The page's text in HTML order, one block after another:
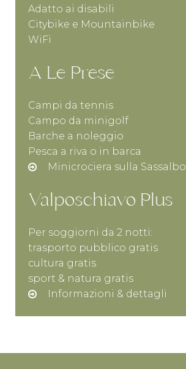
Adatto ai disabili
Citybike e Mountainbike
WiFi
A Le Prese
Campi da tennis
Campo da minigolf
Barche a noleggio
Pesca a riva o in barca
Minicrociera sulla Sassalbo
Valposchiavo Plus
Per soggiorni da 2 notti:
trasporto pubblico gratis
cultura gratis
sport & natura gratis
Informazioni & dettagli